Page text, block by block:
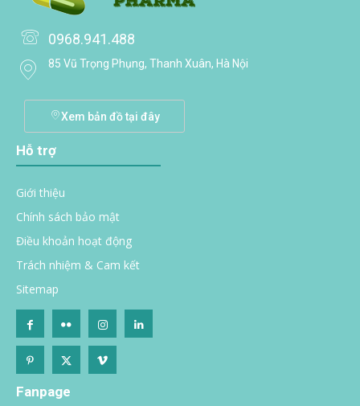
0968.941.488
85 Vũ Trọng Phụng, Thanh Xuân, Hà Nội
Xem bản đồ tại đây
Hỗ trợ
Giới thiệu
Chính sách bảo mật
Điều khoản hoạt động
Trách nhiệm & Cam kết
Sitemap
Fanpage